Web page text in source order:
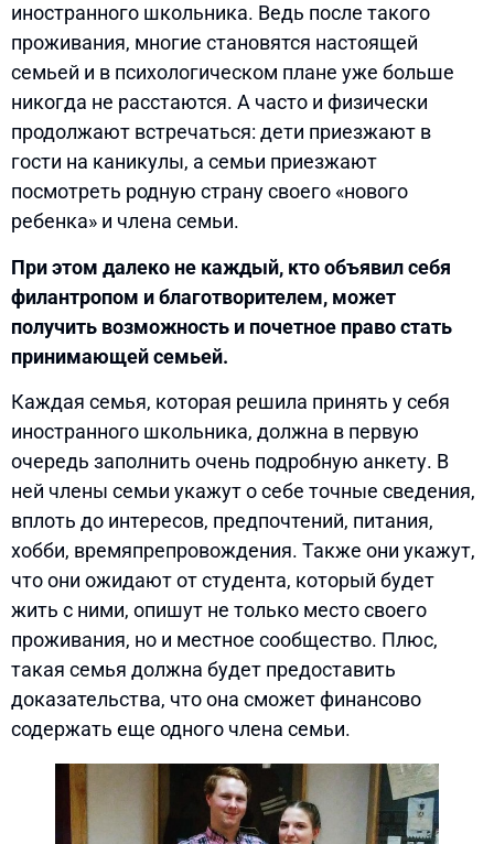
иностранного школьника. Ведь после такого
проживания, многие становятся настоящей
семьей и в психологическом плане уже больше
никогда не расстаются. А часто и физически
продолжают встречаться: дети приезжают в
гости на каникулы, а семьи приезжают
посмотреть родную страну своего «нового
ребенка» и члена семьи.
При этом далеко не каждый, кто объявил себя
филантропом и благотворителем, может
получить возможность и почетное право стать
принимающей семьей.
Каждая семья, которая решила принять у себя
иностранного школьника, должна в первую
очередь заполнить очень подробную анкету. В
ней члены семьи укажут о себе точные сведения,
вплоть до интересов, предпочтений, питания,
хобби, времяпрепровождения. Также они укажут,
что они ожидают от студента, который будет
жить с ними, опишут не только место своего
проживания, но и местное сообщество. Плюс,
такая семья должна будет предоставить
доказательства, что она сможет финансово
содержать еще одного члена семьи.